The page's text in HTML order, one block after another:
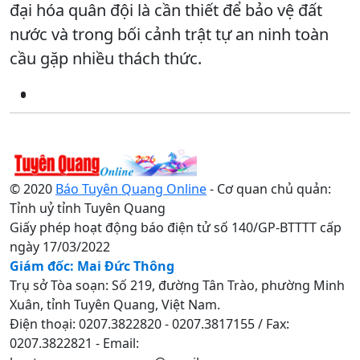
đại hóa quân đội là cần thiết để bảo vệ đất
nước và trong bối cảnh trật tự an ninh toàn
cầu gặp nhiều thách thức.
© 2020 Báo Tuyên Quang Online- Cơ quan chủ quản:
Tỉnh uỷ tỉnh Tuyên Quang
Giấy phép hoạt động báo điện tử số 140/GP-BTTTT cấp
ngày 17/03/2022
Giám đốc: Mai Đức Thông
Trụ sở Tòa soạn: Số 219, đường Tân Trào, phường Minh
Xuân, tỉnh Tuyên Quang, Việt Nam.
Điện thoại: 0207.3822820 - 0207.3817155 / Fax:
0207.3822821 - Email: